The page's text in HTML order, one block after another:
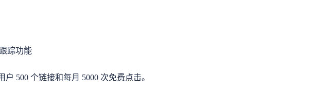
踪功能
户 500 个链接和每月 5000 次免费点击。